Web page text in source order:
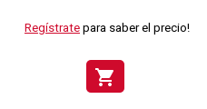
Regístrate para saber el precio!
shopping_cart